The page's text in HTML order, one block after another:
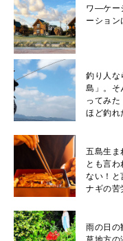
ワ―ケー
ーション
釣り人な
島」。そ
ってみ
ほど釣れ
五島生ま
とも言
ない！と
ナギの苦
雨の日の